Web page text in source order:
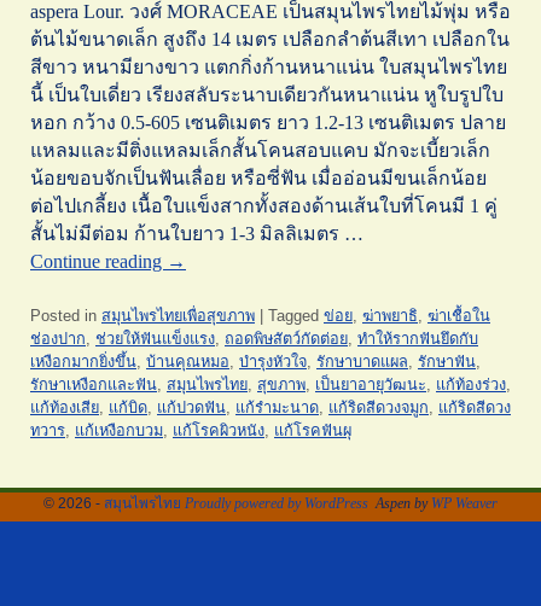
aspera Lour. วงศ์ MORACEAE เป็นสมุนไพรไทยไม้พุ่ม หรือ
ต้นไม้ขนาดเล็ก สูงถึง 14 เมตร เปลือกลำต้นสีเทา เปลือกใน
สีขาว หนามียางขาว แตกกิ่งก้านหนาแน่น ใบสมุนไพรไทย
นี้ เป็นใบเดี่ยว เรียงสลับระนาบเดียวกันหนาแน่น หูใบรูปใบ
หอก กว้าง 0.5-605 เซนติเมตร ยาว 1.2-13 เซนติเมตร ปลาย
แหลมและมีติ่งแหลมเล็กสั้นโคนสอบแคบ มักจะเบี้ยวเล็ก
น้อยขอบจักเป็นฟันเลื่อย หรือซี่ฟัน เมื่ออ่อนมีขนเล็กน้อย
ต่อไปเกลี้ยง เนื้อใบแข็งสากทั้งสองด้านเส้นใบที่โคนมี 1 คู่
สั้นไม่มีต่อม ก้านใบยาว 1-3 มิลลิเมตร …
Continue reading →
Posted in สมุนไพรไทยเพื่อสุขภาพ Tagged ข่อย, ฆ่าพยาธิ, ฆ่าเชื้อใน
ช่องปาก, ช่วยให้ฟันแข็งแรง, ถอดพิษสัตว์กัดต่อย, ทำให้รากฟันยึดกับ
เหงือกมากยิ่งขึ้น, บ้านคุณหมอ, บำรุงหัวใจ, รักษาบาดแผล, รักษาฟัน,
รักษาเหงือกและฟัน, สมุนไพรไทย, สุขภาพ, เป็นยาอายุวัฒนะ, แก้ท้องร่วง,
แก้ท้องเสีย, แก้บิด, แก้ปวดฟัน, แก้รำมะนาด, แก้ริดสีดวงจมูก, แก้ริดสีดวง
ทวาร, แก้เหงือกบวม, แก้โรคผิวหนัง, แก้โรคฟันผุ
© 2026 - สมุนไพรไทย Proudly powered by WordPress Aspen by WP Weaver